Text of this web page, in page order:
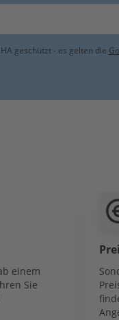
geschützt - es gelten die
einem
Sie